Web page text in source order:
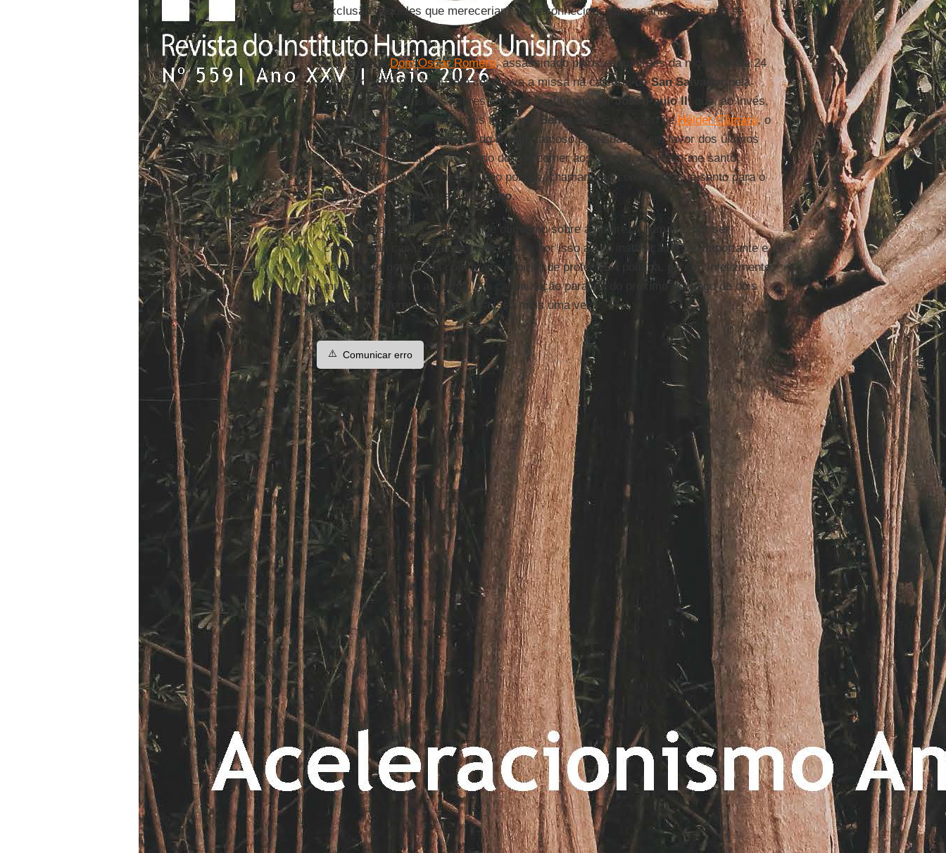
exclusão daqueles que mereceriam ser reconhecidos como santos, mas não se
tornam.
É o caso deDom Oscar Romero, assassinado pelos esquadrões da morte no dia 24
de março de 1980 enquanto celebrava a missa na catedral deSan Salvador
pela
defesa dos direitos dos pobres e nunca beatificado porJoão Paulo II, que, ao invés,
humilhou-o em vida, nem mais tarde por
Bento XVI . E é o caso deHélder Câmara, o
bispo de Recife, no nordeste doBrasil
, famoso pela sua luta em favor dos últimos
(ele gostava de repetir: "Quando dou de comer aos pobres, chamam-me santo,
quando pergunto por que eles são pobres, chamam-me comunista"), já santo para o
seu povo, mas não para oVaticano.
A santidade expressa um grande otimismo sobre a natureza humana, por ser
considerada capaz realmente de bem, e por isso a sua instituição é tão importante e
deveria ser governada com maior espírito de profecia. A política, porém, infelizmente,
muitas vezes leva a melhor, e a canonização paralela do próximo domingo de dois
papas tão diferentes demonstra isso mais uma vez.
⚠️ Comunicar erro